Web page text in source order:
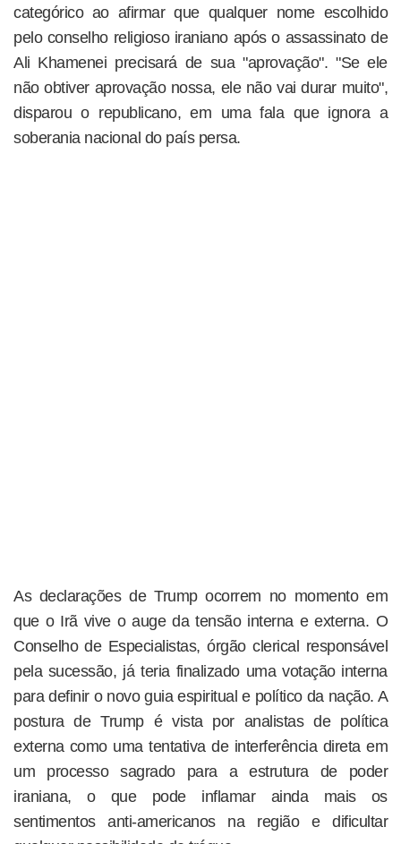
categórico ao afirmar que qualquer nome escolhido
pelo conselho religioso iraniano após o assassinato de
Ali Khamenei precisará de sua "aprovação". "Se ele
não obtiver aprovação nossa, ele não vai durar muito",
disparou o republicano, em uma fala que ignora a
soberania nacional do país persa.
As declarações de Trump ocorrem no momento em
que o Irã vive o auge da tensão interna e externa. O
Conselho de Especialistas, órgão clerical responsável
pela sucessão, já teria finalizado uma votação interna
para definir o novo guia espiritual e político da nação. A
postura de Trump é vista por analistas de política
externa como uma tentativa de interferência direta em
um processo sagrado para a estrutura de poder
iraniana, o que pode inflamar ainda mais os
sentimentos anti-americanos na região e dificultar